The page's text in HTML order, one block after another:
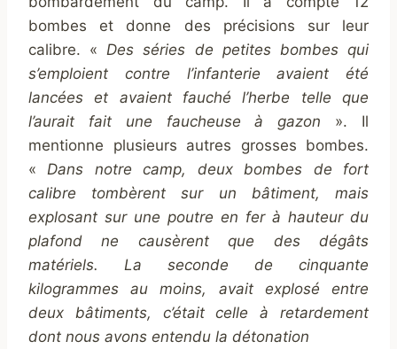
bombes et donne des précisions sur leur
calibre. « Des séries de petites bombes qui
s’emploient contre l’infanterie avaient été
lancées et avaient fauché l’herbe telle que
l’aurait fait une faucheuse à gazon ». Il
mentionne plusieurs autres grosses bombes.
« Dans notre camp, deux bombes de fort
calibre tombèrent sur un bâtiment, mais
explosant sur une poutre en fer à hauteur du
plafond ne causèrent que des dégâts
matériels. La seconde de cinquante
kilogrammes au moins, avait explosé entre
deux bâtiments, c’était celle à retardement
dont nous avons entendu la détonation